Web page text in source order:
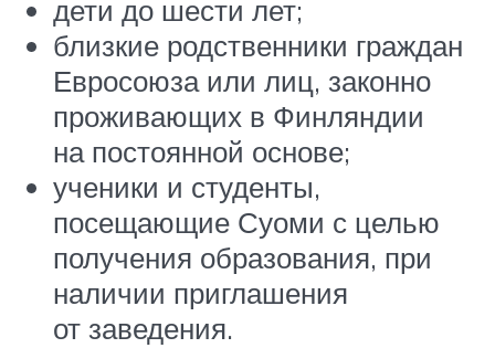
дети до шести лет;
близкие родственники граждан
Евросоюза или лиц, законно
проживающих в Финляндии
на постоянной основе;
ученики и студенты,
посещающие Суоми с целью
получения образования, при
наличии приглашения
от заведения.